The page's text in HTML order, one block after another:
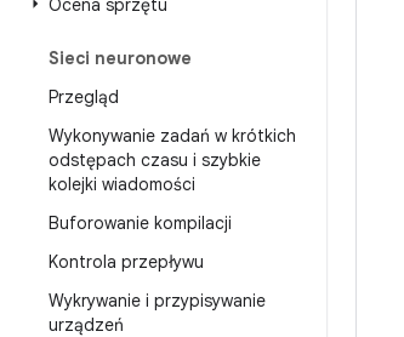
Ocena sprzętu
Sieci neuronowe
Przegląd
Wykonywanie zadań w krótkich
odstępach czasu i szybkie
kolejki wiadomości
Buforowanie kompilacji
Kontrola przepływu
Wykrywanie i przypisywanie
urządzeń